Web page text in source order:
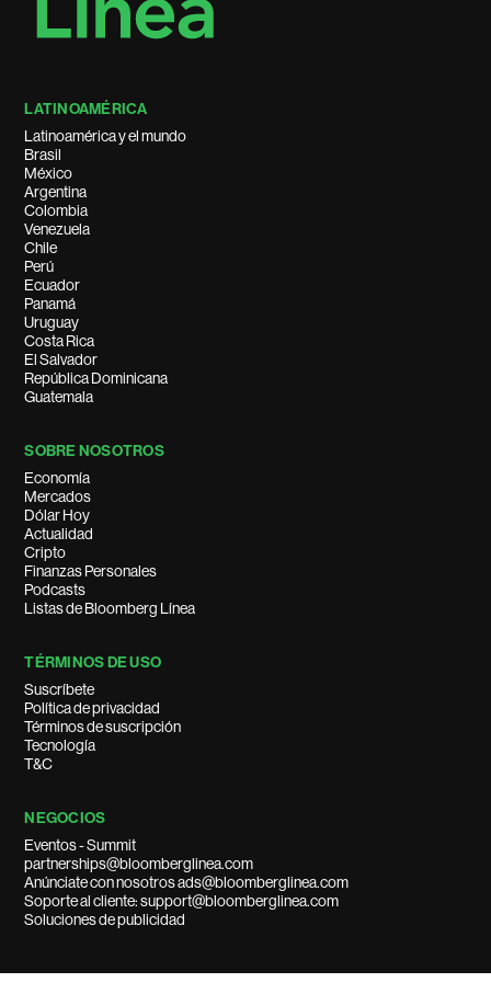
LATINOAMÉRICA
Latinoamérica y el mundo
Brasil
México
Argentina
Colombia
Venezuela
Chile
Perú
Ecuador
Panamá
Uruguay
Costa Rica
El Salvador
República Dominicana
Guatemala
SOBRE NOSOTROS
Economía
Mercados
Dólar Hoy
Actualidad
Cripto
Finanzas Personales
Podcasts
Listas de Bloomberg Línea
TÉRMINOS DE USO
Suscríbete
Política de privacidad
Términos de suscripción
Tecnología
T&C
NEGOCIOS
Eventos - Summit
partnerships@bloomberglinea.com
Anúnciate con nosotros ads@bloomberglinea.com
Soporte al cliente: support@bloomberglinea.com
Soluciones de publicidad